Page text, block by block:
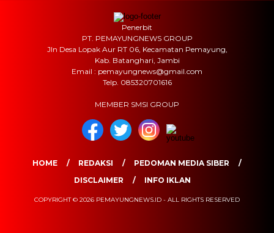
Penerbit
PT. PEMAYUNGNEWS GROUP
Jln Desa Lopak Aur RT 06, Kecamatan Pemayung,
Kab. Batanghari, Jambi
Email : pemayungnews@gmail.com
Telp. 085320701616
MEMBER SMSI GROUP
HOME REDAKSI
PEDOMAN MEDIA SIBER
DISCLAIMER
INFO IKLAN
COPYRIGHT © 2026 PEMAYUNGNEWS.ID - ALL RIGHTS RESERVED